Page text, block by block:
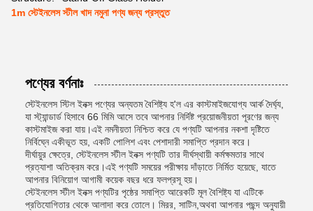
1m স্টেইনলেস স্টীল খাদ নমুনা পণ্য জন্য প্রস্তুত
পণ্যের বর্ণনাঃ
স্টেইনলেস স্টিল ইনক্স পণ্যের অন্যতম বৈশিষ্ট্য হ'ল এর কাস্টমাইজযোগ্য আর্ক দৈর্ঘ্য,
যা স্ট্যান্ডার্ড হিসাবে 66 মিমি আসে তবে আপনার নির্দিষ্ট প্রয়োজনীয়তা পূরণের জন্য
কাস্টমাইজ করা যায়।এই নমনীয়তা নিশ্চিত করে যে পণ্যটি আপনার নকশা দৃষ্টিতে
নির্বিঘ্নে একীভূত হয়, একটি পোলিশ এবং পেশাদারী সমাপ্তি প্রদান করে।
দীর্ঘায়ুর ক্ষেত্রে, স্টেইনলেস স্টীল ইনক্স পণ্যটি তার দীর্ঘস্থায়ী কর্মক্ষমতার সাথে
প্রত্যাশা অতিক্রম করে।এই পণ্যটি সময়ের পরীক্ষায় দাঁড়াতে নির্মিত হয়েছে, যাতে
আপনার বিনিয়োগ আগামী কয়েক বছর ধরে ফলপ্রসূ হয়।
স্টেইনলেস স্টীল ইনক্স পণ্যটির পৃষ্ঠের সমাপ্তি আরেকটি মূল বৈশিষ্ট্য যা এটিকে
প্রতিযোগিতার থেকে আলাদা করে তোলে। মিরর, সাটিন,অথবা আপনার পছন্দ অনুযায়ী